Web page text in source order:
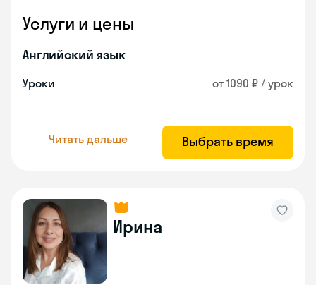
Услуги и цены
Английский язык
Уроки от 1090 ₽ / урок
Читать дальше Выбрать время
Ирина